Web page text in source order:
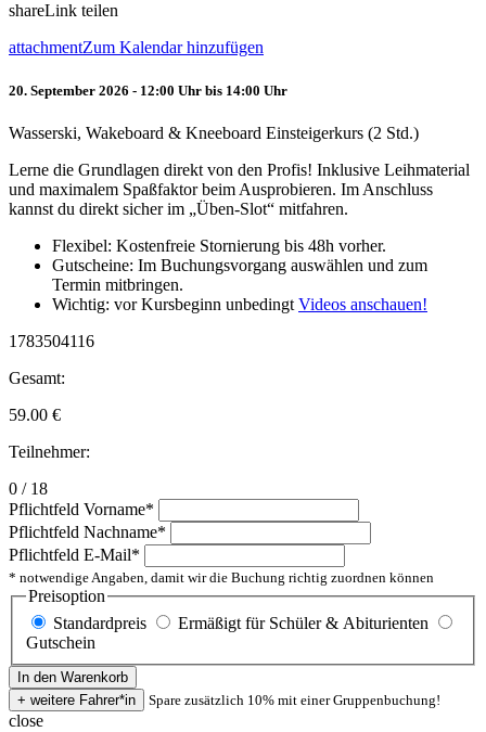
shareLink teilen
attachmentZum Kalendar hinzufügen
20. September 2026 - 12:00 Uhr bis 14:00 Uhr
Wasserski, Wakeboard & Kneeboard Einsteigerkurs (2 Std.)
Lerne die Grundlagen direkt von den Profis! Inklusive Leihmaterial
und maximalem Spaßfaktor beim Ausprobieren. Im Anschluss
kannst du direkt sicher im „Üben-Slot“ mitfahren.
Flexibel: Kostenfreie Stornierung bis 48h vorher.
Gutscheine: Im Buchungsvorgang auswählen und zum
Termin mitbringen.
Wichtig: vor Kursbeginn unbedingt Videos anschauen!
1783504116
Gesamt:
59.00 €
Teilnehmer:
0 / 18
Pflichtfeld Vorname*
Pflichtfeld Nachname*
Pflichtfeld E-Mail*
* notwendige Angaben, damit wir die Buchung richtig zuordnen können
Preisoption
Standardpreis
Ermäßigt für Schüler & Abiturienten
Gutschein
Spare zusätzlich 10% mit einer Gruppenbuchung!
close